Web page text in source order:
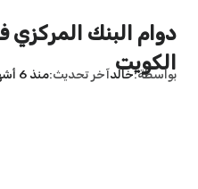
الكويت
بواسطة خالدآخر تحديث منذ 6 أشهر